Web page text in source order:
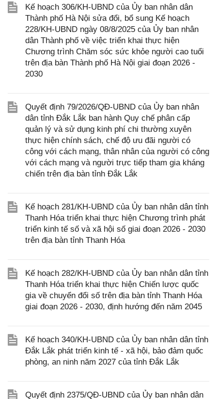
Kế hoạch 306/KH-UBND của Ủy ban nhân dân
Thành phố Hà Nội sửa đổi, bổ sung Kế hoạch
228/KH-UBND ngày 08/8/2025 của Ủy ban nhân
dân Thành phố về việc triển khai thực hiện
Chương trình Chăm sóc sức khỏe người cao tuổi
trên địa bàn Thành phố Hà Nội giai đoạn 2026 -
2030
Quyết định 79/2026/QĐ-UBND của Ủy ban nhân
dân tỉnh Đắk Lắk ban hành Quy chế phân cấp
quản lý và sử dụng kinh phí chi thường xuyên
thực hiện chính sách, chế độ ưu đãi người có
công với cách mạng, thân nhân của người có công
với cách mạng và người trực tiếp tham gia kháng
chiến trên địa bàn tỉnh Đắk Lắk
Kế hoạch 281/KH-UBND của Ủy ban nhân dân tỉnh
Thanh Hóa triển khai thực hiện Chương trình phát
triển kinh tế số và xã hội số giai đoạn 2026 - 2030
trên địa bàn tỉnh Thanh Hóa
Kế hoạch 282/KH-UBND của Ủy ban nhân dân tỉnh
Thanh Hóa triển khai thực hiện Chiến lược quốc
gia về chuyển đổi số trên địa bàn tỉnh Thanh Hóa
giai đoạn 2026 - 2030, định hướng đến năm 2045
Kế hoạch 340/KH-UBND của Ủy ban nhân dân tỉnh
Đắk Lắk phát triển kinh tế - xã hội, bảo đảm quốc
phòng, an ninh năm 2027 của tỉnh Đắk Lắk
Quyết định 2375/QĐ-UBND của Ủy ban nhân dân